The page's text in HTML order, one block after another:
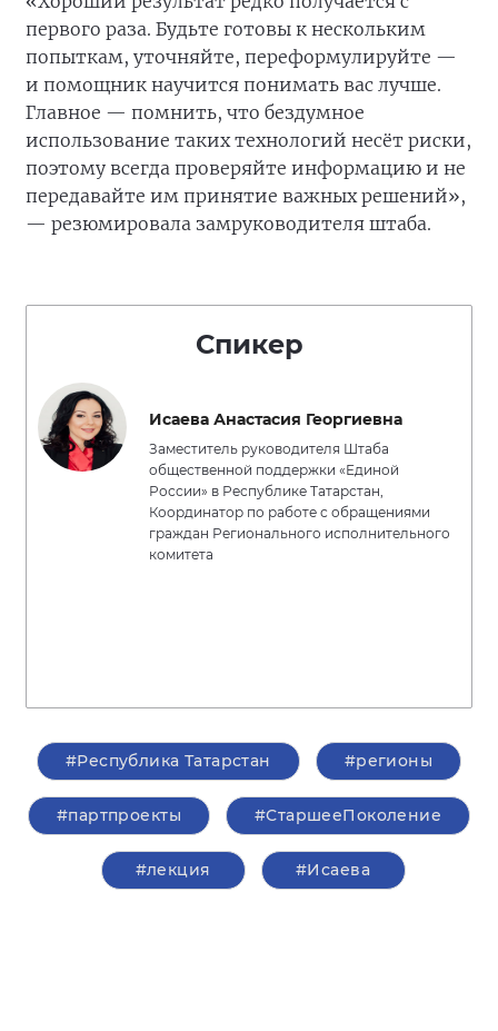
первого раза. Будьте готовы к нескольким
попыткам, уточняйте, переформулируйте —
и помощник научится понимать вас лучше.
Главное — помнить, что бездумное
использование таких технологий несёт риски,
поэтому всегда проверяйте информацию и не
передавайте им принятие важных решений»,
— резюмировала замруководителя штаба.
Спикер
Исаева Анастасия Георгиевна
Заместитель руководителя Штаба
общественной поддержки «Единой
России» в Республике Татарстан,
Координатор по работе с обращениями
граждан Регионального исполнительного
комитета
#Республика Татарстан #регионы
#партпроекты #СтаршееПоколение
#лекция #Исаева